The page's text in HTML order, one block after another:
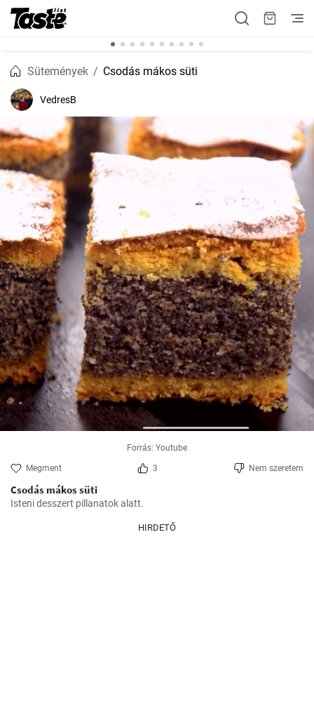
Sütemények Csodás mákos süti
VedresB
Forrás: Youtube
Megment 3 Nem szeretem
Csodás mákos süti
Isteni desszert pillanatok alatt.
HIRDETŐ